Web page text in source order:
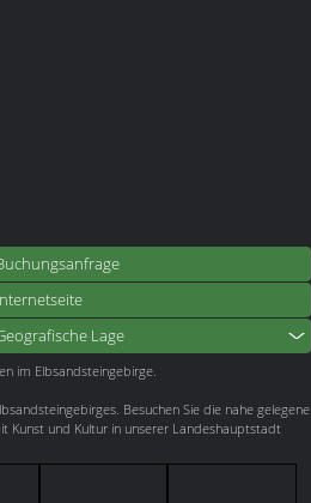
Lage
im Elbsandsteingebirge.
Besuchen Sie die nahe gelegene
Kunst und Kultur in unserer Landeshauptstadt